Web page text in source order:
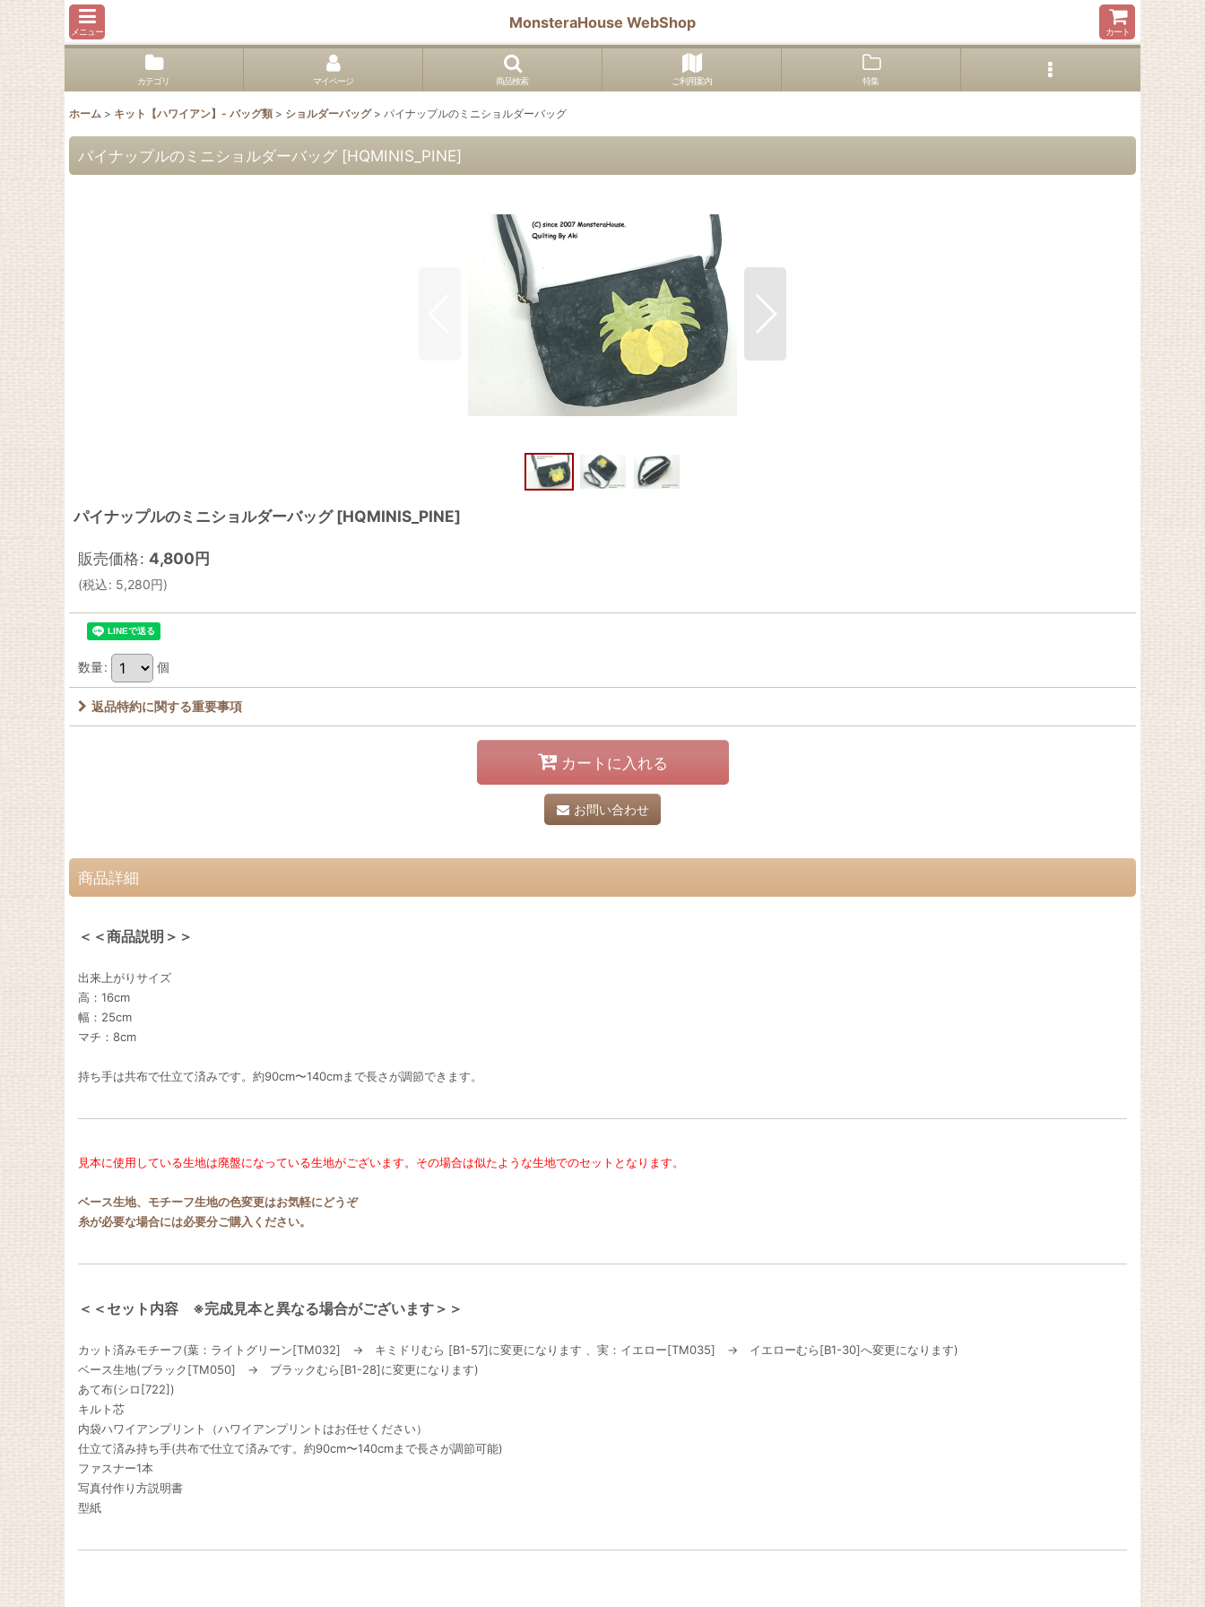
メニュー
MonsteraHouse WebShop
カート
カテゴリ マイページ 商品検索 ご利用案内 特集
ホーム > キット【ハワイアン】- バッグ類 > ショルダーバッグ > パイナップルのミニショルダーバッグ
パイナップルのミニショルダーバッグ [HQMINIS_PINE]
パイナップルのミニショルダーバッグ [HQMINIS_PINE]
販売価格: 4,800円
(税込: 5,280円)
数量: 個
返品特約に関する重要事項
カートに入れる
お問い合わせ
商品詳細
＜＜商品説明＞＞
出来上がりサイズ
高：16cm
幅：25cm
マチ：8cm
持ち手は共布で仕立て済みです。約90cm〜140cmまで長さが調節できます。
見本に使用している生地は廃盤になっている生地がございます。その場合は似たような生地でのセットとなります。
ベース生地、モチーフ生地の色変更はお気軽にどうぞ
糸が必要な場合には必要分ご購入ください。
＜＜セット内容 ※完成見本と異なる場合がございます＞＞
カット済みモチーフ(葉：ライトグリーン[TM032] → キミドリむら [B1-57]に変更になります 、実：イエロー[TM035] → イエローむら[B1-30]へ変更になります)
ベース生地(ブラック[TM050] → ブラックむら[B1-28]に変更になります)
あて布(シロ[722])
キルト芯
内袋ハワイアンプリント（ハワイアンプリントはお任せください）
仕立て済み持ち手(共布で仕立て済みです。約90cm〜140cmまで長さが調節可能)
ファスナー1本
写真付作り方説明書
型紙